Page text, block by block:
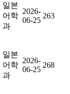
일본
어학
과
2026-
06-25
263
일본
어학
과
2026-
06-25
268